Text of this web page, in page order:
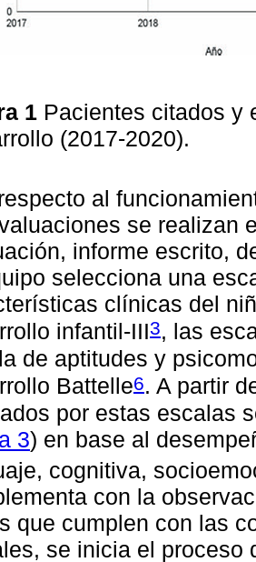
1 Pacientes citados y
(2017-2020).
al
se realizan
informe escrito,
selecciona una
clínicas del
infantil-III3, las
de aptitudes y
Battelle6. A partir
por estas escalas
3) en base al
cognitiva,
con la
que cumplen con las
se inicia el proceso